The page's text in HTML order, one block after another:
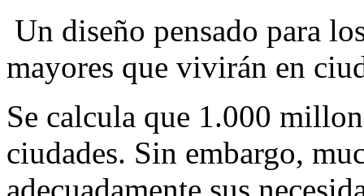
Un diseño pensado para
mayores que vivirán en
Se calcula que 1.000
ciudades. Sin embargo,